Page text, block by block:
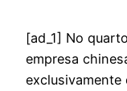
[ad_1] No
empresa
exclusivamente